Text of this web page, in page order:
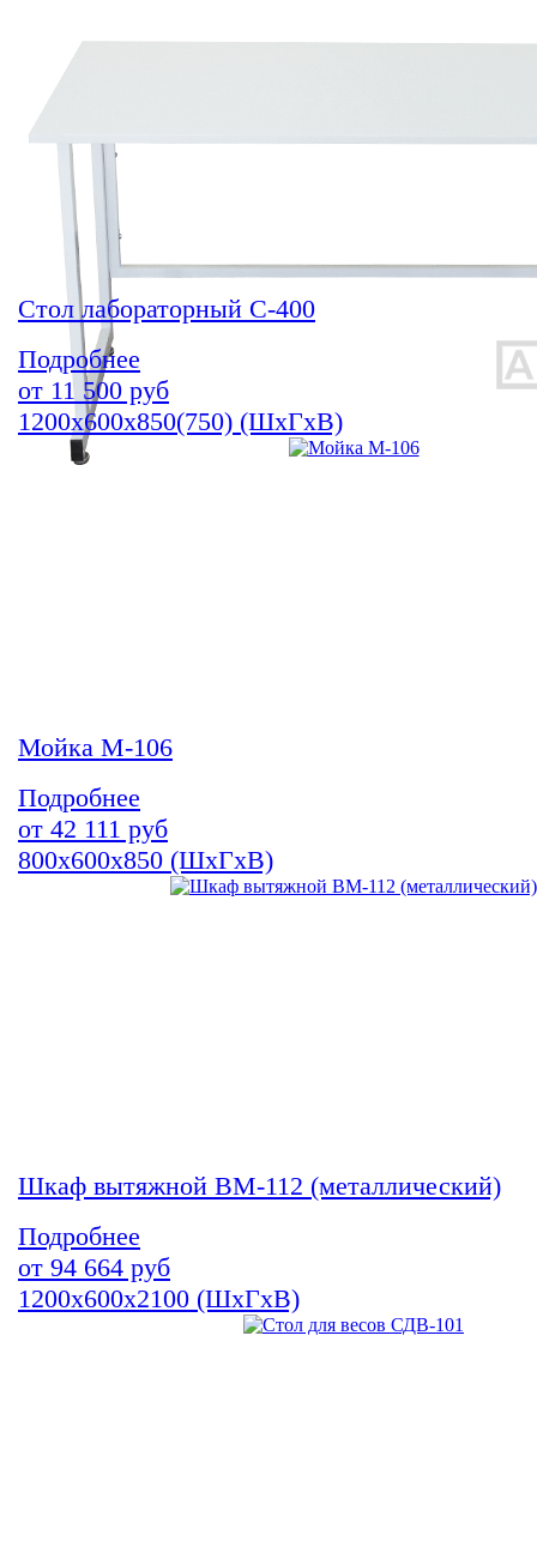
Стол лабораторный С-400
Подробнее
от 11 500 руб
1200х600х850(750) (ШхГхВ)
Мойка М-106
Подробнее
от 42 111 руб
800х600х850 (ШхГхВ)
Шкаф вытяжной ВМ-112 (металлический)
Подробнее
от 94 664 руб
1200х600х2100 (ШхГхВ)